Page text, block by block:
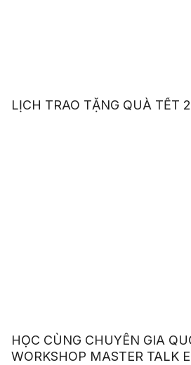
LỊCH TRAO TẶNG QUÀ TẾT
HỌC CÙNG CHUYÊN GIA
WORKSHOP MASTER TALK